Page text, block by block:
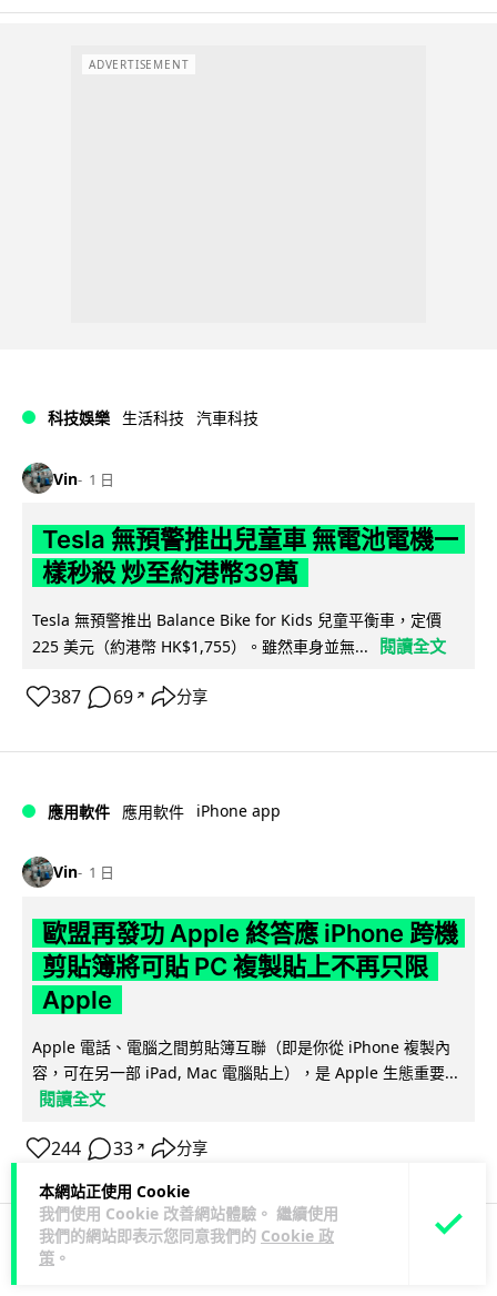
本網站正使用 Cookie
我們使用 Cookie 改善網站體驗。 繼續使用
我們的網站即表示您同意我們的 Cookie 政
策 。
ADVERTISEMENT
科技娛樂 生活科技 汽車科技
Vin 1 日
Tesla 無預警推出兒童車 無電池電機一
樣秒殺 炒至約港幣39萬
Tesla 無預警推出 Balance Bike for Kids 兒童平衡車，定價
225 美元（約港幣 HK$1,755）。雖然車身並無...
閱讀全文
387 69 ↗ 分享
應用軟件 應用軟件 iPhone app
Vin 1 日
歐盟再發功 Apple 終答應 iPhone 跨機
剪貼簿將可貼 PC 複製貼上不再只限
Apple
Apple 電話、電腦之間剪貼簿互聯（即是你從 iPhone 複製內
容，可在另一部 iPad, Mac 電腦貼上），是 Apple 生態重要...
閱讀全文
244 33 ↗ 分享
3C科技